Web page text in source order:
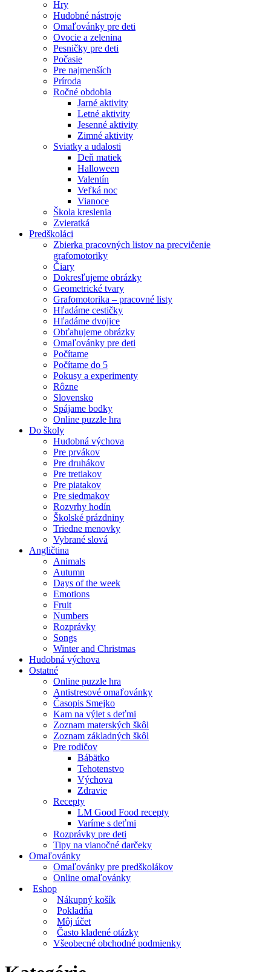
Hry
Hudobné nástroje
Omaľovánky pre deti
Ovocie a zelenina
Pesničky pre deti
Počasie
Pre najmenších
Príroda
Ročné obdobia
Jarné aktivity
Letné aktivity
Jesenné aktivity
Zimné aktivity
Sviatky a udalosti
Deň matiek
Halloween
Valentín
Veľká noc
Vianoce
Škola kreslenia
Zvieratká
Predškoláci
Zbierka pracovných listov na precvičenie
grafomotoriky
Čiary
Dokresľujeme obrázky
Geometrické tvary
Grafomotorika – pracovné listy
Hľadáme cestičky
Hľadáme dvojice
Obťahujeme obrázky
Omaľovánky pre deti
Počítame
Počítame do 5
Pokusy a experimenty
Rôzne
Slovensko
Spájame bodky
Online puzzle hra
Do školy
Hudobná výchova
Pre prvákov
Pre druhákov
Pre tretiakov
Pre piatakov
Pre siedmakov
Rozvrhy hodín
Školské prázdniny
Triedne menovky
Vybrané slová
Angličtina
Animals
Autumn
Days of the week
Emotions
Fruit
Numbers
Rozprávky
Songs
Winter and Christmas
Hudobná výchova
Ostatné
Online puzzle hra
Antistresové omaľovánky
Časopis Smejko
Kam na výlet s deťmi
Zoznam materských škôl
Zoznam základných škôl
Pre rodičov
Bábätko
Tehotenstvo
Výchova
Zdravie
Recepty
LM Good Food recepty
Varíme s deťmi
Rozprávky pre deti
Tipy na vianočné darčeky
Omaľovánky
Omaľovánky pre predškolákov
Online omaľovánky
Eshop
Nákupný košík
Pokladňa
Môj účet
Často kladené otázky
Všeobecné obchodné podmienky